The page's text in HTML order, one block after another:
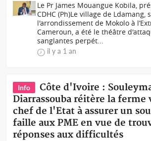
Le Pr James Mouangue Kobila,
CDHC (Ph)Le village de Ldamang,
l'arrondissement de Mokolo à
Cameroun, a été le théâtre
sanglantes perpét...
il y a 1 an
Info
Côte d'Ivoire :
Diarrassouba réitère la ferme
chef de l'Etat à assurer un
faille aux PME en vue de
réponses aux difficultés